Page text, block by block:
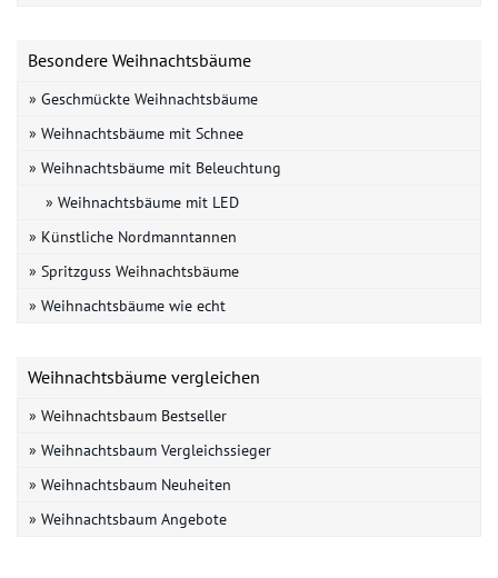
Besondere Weihnachtsbäume
» Geschmückte Weihnachtsbäume
» Weihnachtsbäume mit Schnee
» Weihnachtsbäume mit Beleuchtung
» Weihnachtsbäume mit LED
» Künstliche Nordmanntannen
» Spritzguss Weihnachtsbäume
» Weihnachtsbäume wie echt
Weihnachtsbäume vergleichen
» Weihnachtsbaum Bestseller
» Weihnachtsbaum Vergleichssieger
» Weihnachtsbaum Neuheiten
» Weihnachtsbaum Angebote